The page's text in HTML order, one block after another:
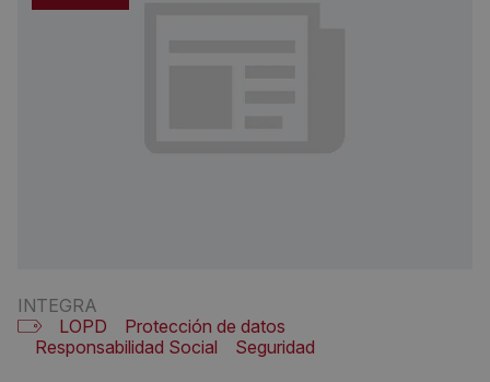
INTEGRA
LOPD
Protección de datos
Responsabilidad Social
Seguridad